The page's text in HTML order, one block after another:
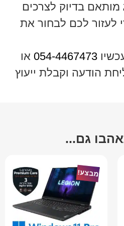
מותאם בדיוק לצרכים
לעזור לכם לבחור את
054-4467473 או
הודעה וקבלת ייעוץ
גם...
מבצע!